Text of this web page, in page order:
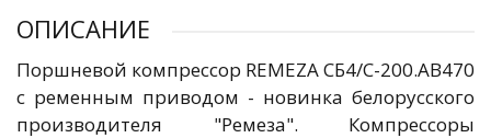
ОПИСАНИЕ
Поршневой компрессор REMEZA СБ4/С-200.АВ470
с ременным приводом - новинка белорусского
производителя "Ремеза". Компрессоры